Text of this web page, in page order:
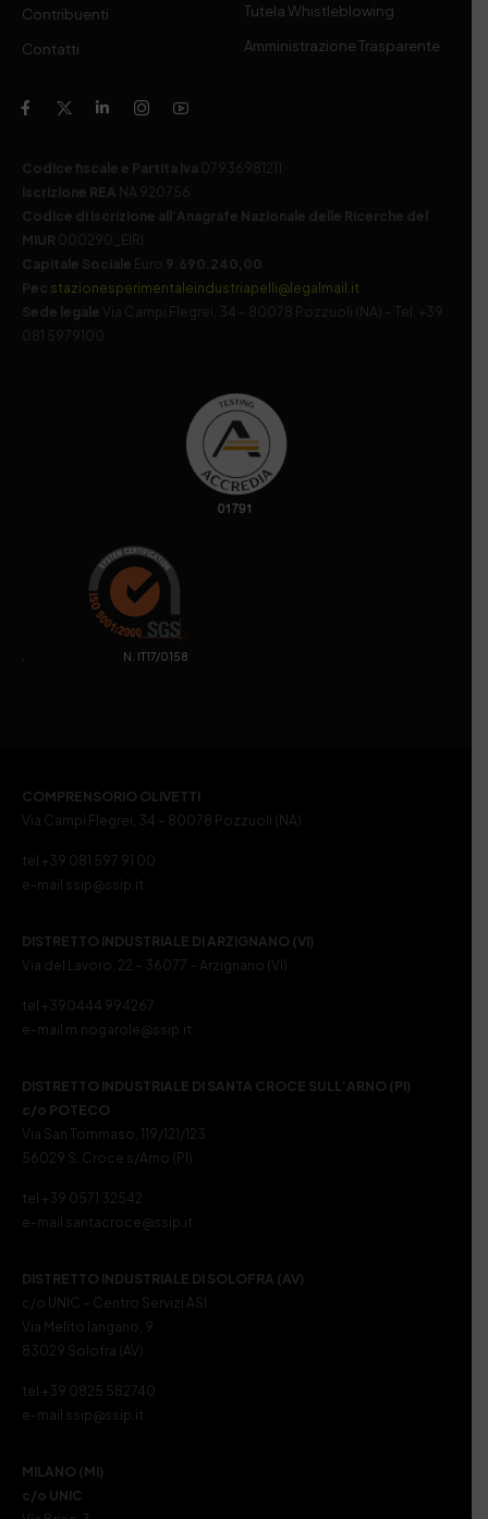
Contribuenti
Contatti
Tutela Whistleblowing
Amministrazione Trasparente
Codice fiscale e Partita Iva 07936981211
Iscrizione REA NA 920756
Codice di iscrizione all’Anagrafe Nazionale delle Ricerche del
MIUR 000290_EIRI
Capitale Sociale Euro 9.690.240,00
Pec stazionesperimentaleindustriapelli@legalmail.it
Sede legale
Via Campi Flegrei, 34 – 80078 Pozzuoli (NA) – Tel. +39
081 5979100
. N. IT17/0158
COMPRENSORIO OLIVETTI
Via Campi Flegrei, 34 – 80078 Pozzuoli (NA)
tel +39 081 597 91 00
e-mail ssip@ssip.it
DISTRETTO INDUSTRIALE DI ARZIGNANO (VI)
Via del Lavoro, 22 – 36077 – Arzignano (VI)
tel +390444 994267
e-mail m.nogarole@ssip.it
DISTRETTO INDUSTRIALE DI SANTA CROCE SULL’ARNO (PI)
c/o POTECO
Via San Tommaso, 119/121/123
56029 S. Croce s/Arno (PI)
tel +39 0571 32542
e-mail santacroce@ssip.it
DISTRETTO INDUSTRIALE DI SOLOFRA (AV)
c/o UNIC – Centro Servizi ASI
Via Melito Iangano, 9
83029 Solofra (AV)
tel +39 0825 582740
e-mail ssip@ssip.it
MILANO (MI)
c/o UNIC